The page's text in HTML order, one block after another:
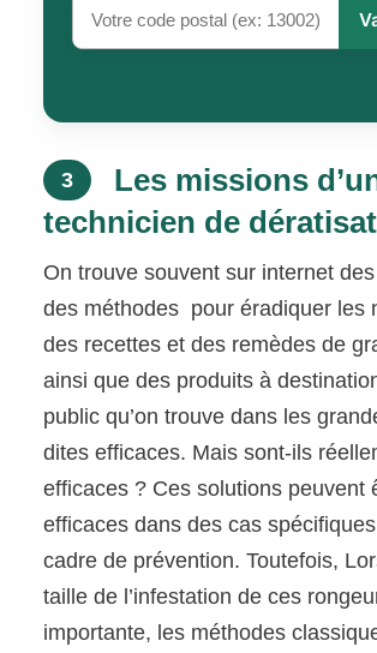
3
Les missions
technicien de
On trouve souvent sur internet
des méthodes pour éradiquer les
des recettes et des remèdes de
ainsi que des produits à
public qu’on trouve dans les
dites efficaces. Mais sont-ils
efficaces ? Ces solutions peuvent
efficaces dans des cas
cadre de prévention. Toutefois,
taille de l’infestation de ces
importante, les méthodes